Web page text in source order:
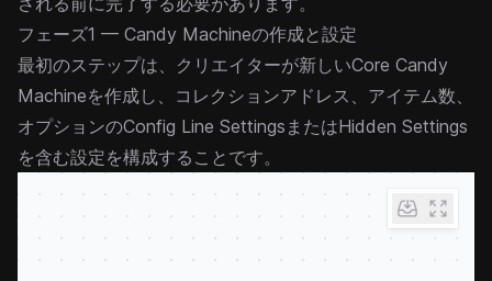
フェーズ1 — Candy Machineの作成と設定
最初のステップは、クリエイターが新しいCore Candy
Machineを作成し、 コレクションアドレス、アイテム数、
オプションのConfig Line Settings またはHidden Settings
を含む設定を構成することです。